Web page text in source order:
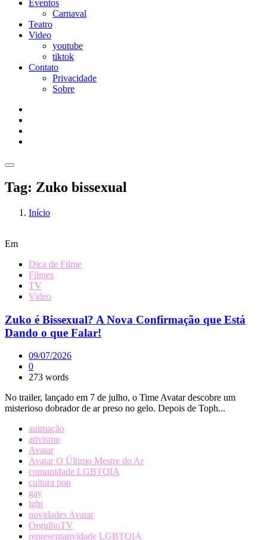
Eventos
Carnaval
Teatro
Video
youtube
tiktok
Contato
Privacidade
Sobre
Tag: Zuko bissexual
Início
Em
Dica de Filme
Filmes
TV
Video
Zuko é Bissexual? A Nova Confirmação que Está
Dando o que Falar!
09/07/2026
0
273 words
No trailer, lançado em 7 de julho, o Time Avatar descobre um
misterioso dobrador de ar preso no gelo. Depois de Toph...
animação
ativismo
Avatar
Avatar O Último Mestre do Ar
comunidade LGBTQIA
cultura pop
gay
lgbt
novidades Avatar
OrgulhoTV
representatividade LGBTQIA